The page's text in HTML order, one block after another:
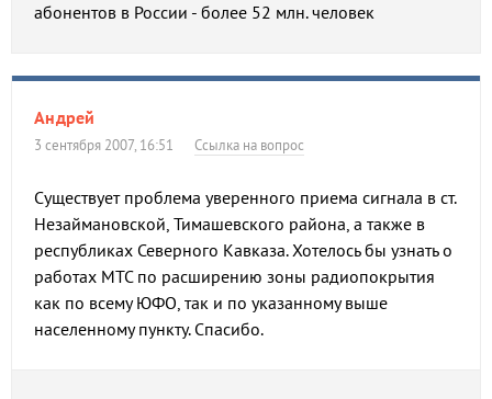
абонентов в России - более 52 млн. человек
Андрей
3 сентября 2007, 16:51 Ссылка на вопрос
Существует проблема уверенного приема сигнала в ст.
Незаймановской, Тимашевского района, а также в
республиках Северного Кавказа. Хотелось бы узнать о
работах МТС по расширению зоны радиопокрытия
как по всему ЮФО, так и по указанному выше
населенному пункту. Спасибо.